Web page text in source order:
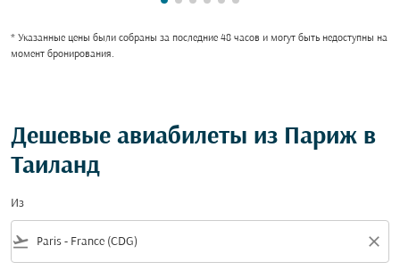
Показаны cmp-pagination-
Показаны cmp-pagination-
Показаны cmp-pagination-
Показаны cmp-pagination-
Показаны cmp-
Показаны cmp-
* Указанные цены были собраны за последние 48 часов и могут быть недоступны на
момент бронирования.
Дешевые авиабилеты из Париж в
Таиланд
Из
flight_takeoff close